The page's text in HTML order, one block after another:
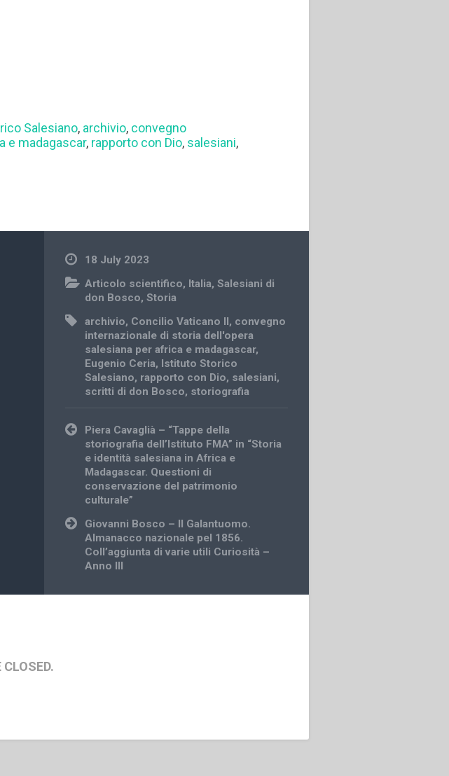
Salesiano, archivio, convegno
e madagascar, rapporto con Dio, salesiani,
18 July 2023
Articolo scientifico, Italia,Salesiani di
don Bosco,Storia
archivio, Concilio Vaticano II, convegno
internazionale di storia dell'opera
salesiana per africa e madagascar,
Eugenio Ceria, Istituto Storico
Salesiano, rapporto con Dio, salesiani,
scritti di don Bosco, storiografia
Post
navigation
Piera Cavaglià – “Tappe della
storiografia dell’Istituto FMA” in “Storia
e identità salesiana in Africa e
Madagascar. Questioni di
conservazione del patrimonio
culturale”
Giovanni Bosco – Il Galantuomo.
Almanacco nazionale pel 1856.
Coll’aggiunta di varie utili Curiosità –
Anno III